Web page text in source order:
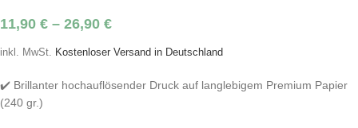
11,90 € – 26,90 €
inkl. MwSt. Kostenloser Versand in Deutschland
✔️ Brillanter hochauflösender Druck auf langlebigem Premium Papier
(240 gr.)